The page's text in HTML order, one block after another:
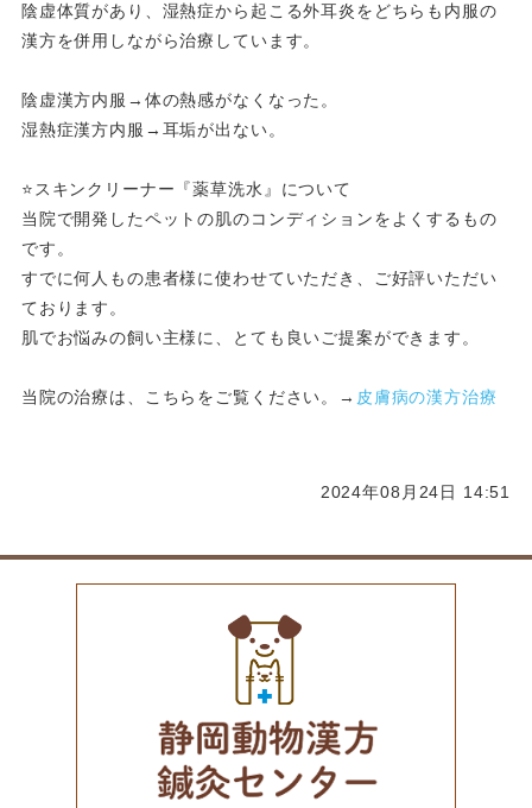
陰虚体質があり、湿熱症から起こる外耳炎をどちらも内服の
漢方を併用しながら治療しています。
陰虚漢方内服→体の熱感がなくなった。
湿熱症漢方内服→耳垢が出ない。
⭐️スキンクリーナー『薬草洗水』について
当院で開発したペットの肌のコンディションをよくするもの
です。
すでに何人もの患者様に使わせていただき、ご好評いただい
ております。
肌でお悩みの飼い主様に、とても良いご提案ができます。
当院の治療は、こちらをご覧ください。→ 皮膚病の漢方治療
2024年08月24日 14:51